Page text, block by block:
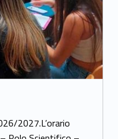
2027.L’orario